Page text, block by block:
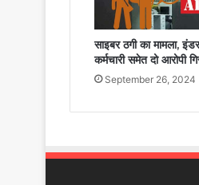
साइबर ठगी का मामला,
कर्मचारी समेत दो आरोपी
September 26, 2024